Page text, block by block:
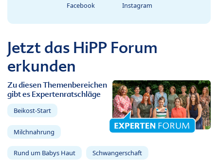
Facebook Instagram
Jetzt das HiPP Forum
erkunden
Zu diesen Themenbereichen
gibt es Expertenratschläge
Beikost-Start
Milchnahrung
Rund um Babys Haut Schwangerschaft